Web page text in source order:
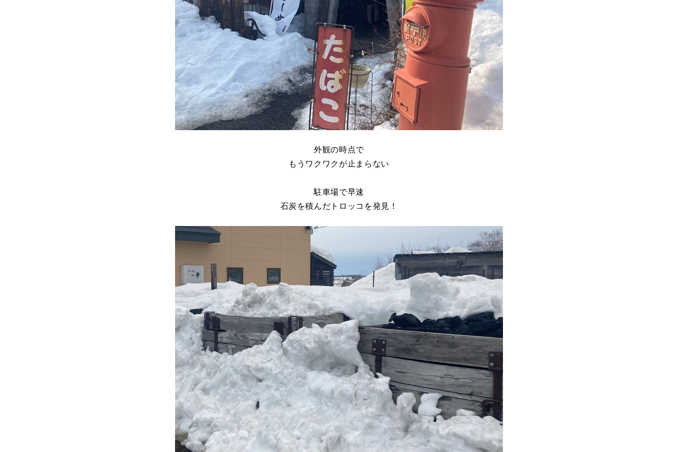
外観の時点で
もうワクワクが止まらない
駐車場で早速
石炭を積んだトロッコを発見！